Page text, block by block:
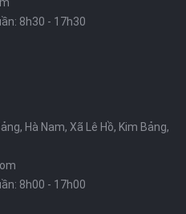
8h30 - 17h30
Hà Nam, Xã Lê Hồ, Kim Bảng,
8h00 - 17h00